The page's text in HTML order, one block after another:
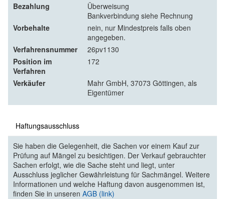
Bezahlung
Überweisung
Bankverbindung siehe Rechnung
Vorbehalte
nein, nur Mindestpreis falls oben
angegeben.
Verfahrensnummer
26pv1130
Position im
Verfahren
172
Verkäufer
Mahr GmbH, 37073 Göttingen, als
Eigentümer
Haftungsausschluss
Sie haben die Gelegenheit, die Sachen vor einem Kauf zur
Prüfung auf Mängel zu besichtigen. Der Verkauf gebrauchter
Sachen erfolgt, wie die Sache steht und liegt, unter
Ausschluss jeglicher Gewährleistung für Sachmängel. Weitere
Informationen und welche Haftung davon ausgenommen ist,
finden Sie in unseren AGB (link)